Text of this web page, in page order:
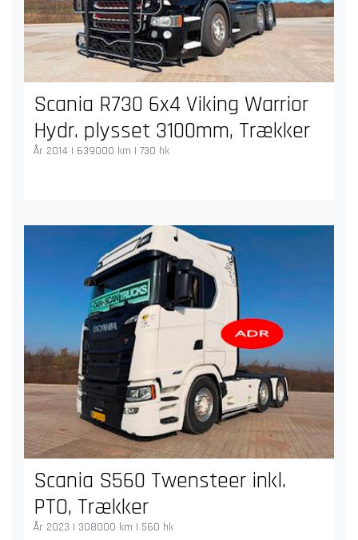
Scania R730 6x4 Viking Warrior
Hydr. plysset 3100mm, Trækker
År 2014 | 639000 km | 730 hk
Scania S560 Twensteer inkl.
PTO, Trækker
År 2023 | 308000 km | 560 hk